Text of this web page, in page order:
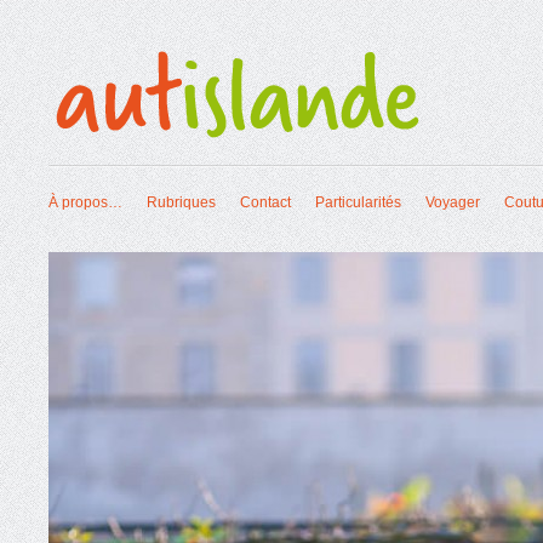
À propos… Rubriques Contact Particularités Voyager